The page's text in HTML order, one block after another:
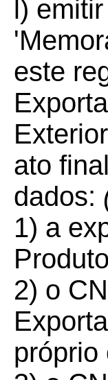
l)
este
ato
dados:
1) a
2) o
próprio